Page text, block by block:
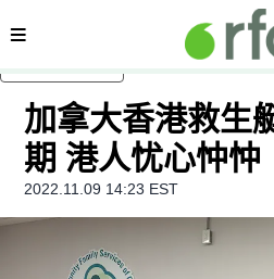
内容分类
加拿大香港救生
期 港人忧心忡忡
2022.11.09 14:23 EST